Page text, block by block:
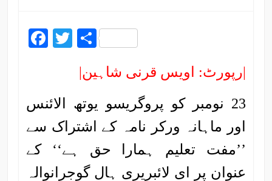
Facebook
Twitter
Share
|رپورٹ: اویس قرنی شاہین|
23 نومبر کو پروگریسو یوتھ الائنس
اور ماہانہ ورکر نامہ کے اشتراک سے
’’مفت تعلیم ہمارا حق ہے‘‘ کے
عنوان پر ای لائبریری ہال گوجرانوالہ